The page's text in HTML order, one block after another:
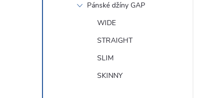
Pánské džíny GAP
WIDE
STRAIGHT
SLIM
SKINNY